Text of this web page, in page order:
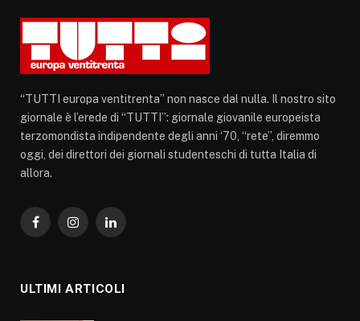
“TUTTI europa ventitrenta” non nasce dal nulla. Il nostro sito
giornale è l’erede di “TUTTI”: giornale giovanile europeista
terzomondista indipendente degli anni ‘70, “rete”, diremmo
oggi, dei direttori dei giornali studenteschi di tutta Italia di
allora.
FacebookInstagramLinkedIn
ULTIMI ARTICOLI